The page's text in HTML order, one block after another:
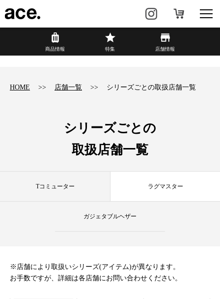
商品情報
カジュアル HAyU×ace.
店舗情報 新着情報
商品情報 特集 店舗情報
HOME 店舗一覧 シリーズごとの取扱店舗一覧
シリーズごとの
取扱店舗一覧
Tコミューター ラグマスター
ガジェタブルヘザー
※店舗により取扱いシリーズ(アイテム)が異なります。
お手数ですが、詳細は各店舗にお問い合わせください。